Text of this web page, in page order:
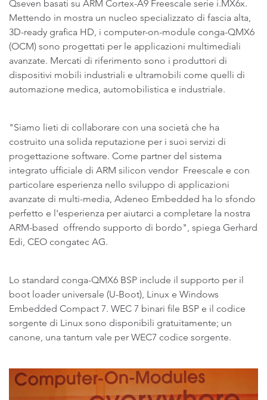
Qseven basati su ARM Cortex-A9 Freescale serie i.MX6x.
Mettendo in mostra un nucleo specializzato di fascia alta,
3D-ready grafica HD, i computer-on-module conga-QMX6
(OCM) sono progettati per le applicazioni multimediali
avanzate. Mercati di riferimento sono i produttori di
dispositivi mobili industriali e ultramobili come quelli di
automazione medica, automobilistica e industriale.
"Siamo lieti di collaborare con una società che ha
costruito una solida reputazione per i suoi servizi di
progettazione software. Come partner del sistema
integrato ufficiale di ARM silicon vendor Freescale e con
particolare esperienza nello sviluppo di applicazioni
avanzate di multi-media, Adeneo Embedded ha lo sfondo
perfetto e l'esperienza per aiutarci a completare la nostra
ARM-based offrendo supporto di bordo", spiega Gerhard
Edi, CEO congatec AG.
Lo standard conga-QMX6 BSP include il supporto per il
boot loader universale (U-Boot), Linux e Windows
Embedded Compact 7. WEC 7 binari file BSP e il codice
sorgente di Linux sono disponibili gratuitamente; un
canone, una tantum vale per WEC7 codice sorgente.